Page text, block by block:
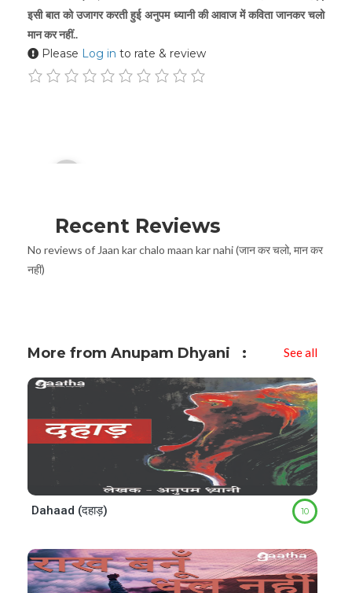
इसी बात को उजागर करती हुई अनुपम ध्यानी की आवाज में कविता जानकर चलो
मान कर नहीं..
Please Log in to rate & review
Player
Recent Reviews
No reviews of Jaan kar chalo maan kar nahi (जान कर चलो, मान कर
नहीं)
More from Anupam Dhyani See all
Dahaad (दहाड़) 10